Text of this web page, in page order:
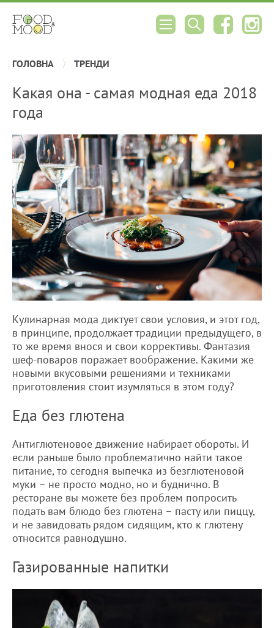
ГОЛОВНА ТРЕНДИ
Какая она - самая модная еда 2018
года
Кулинарная мода диктует свои условия, и этот год,
в принципе, продолжает традиции предыдущего, в
то же время внося и свои коррективы. Фантазия
шеф-поваров поражает воображение. Какими же
новыми вкусовыми решениями и техниками
приготовления стоит изумляться в этом году?
Еда без глютена
Антиглютеновое движение набирает обороты. И
если раньше было проблематично найти такое
питание, то сегодня выпечка из безглютеновой
муки – не просто модно, но и буднично. В
ресторане вы можете без проблем попросить
подать вам блюдо без глютена – пасту или пиццу,
и не завидовать рядом сидящим, кто к глютену
относится равнодушно.
Газированные напитки